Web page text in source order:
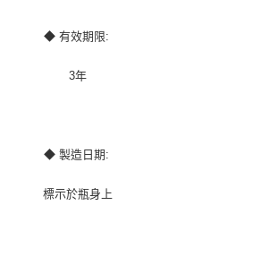
◆ 有效期限:
3年
◆ 製造日期:
標示於瓶身上